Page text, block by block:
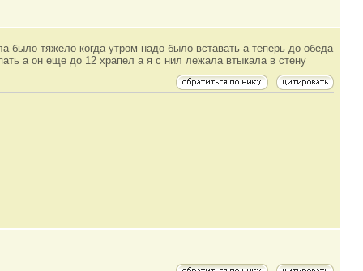
было тяжело когда утром надо было вставать а теперь до обеда
а он еще до 12 храпел а я с нил лежала втыкала в стену